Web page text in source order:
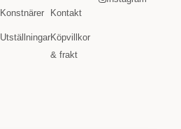
Konstnärer
Utställningar
Kontakt
Köpvillkor
& frakt